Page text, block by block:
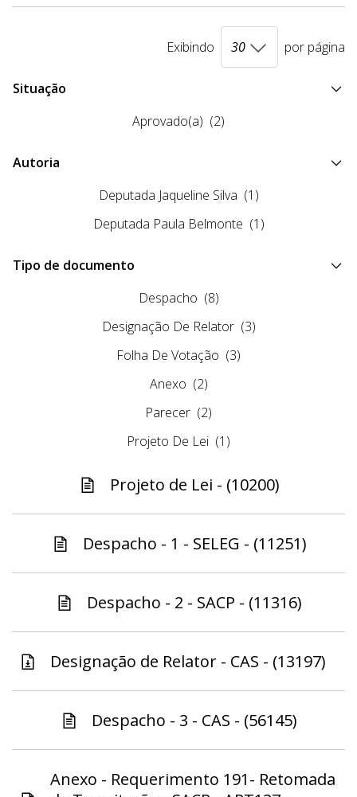
Exibindo por página
Situação
Aprovado(a) (2)
Autoria
Deputada Jaqueline Silva (1)
Deputada Paula Belmonte (1)
Tipo de documento
Despacho (8)
Designação De Relator (3)
Folha De Votação (3)
Anexo (2)
Parecer (2)
Projeto De Lei (1)
Projeto de Lei - (10200)
Despacho - 1 - SELEG - (11251)
Despacho - 2 - SACP - (11316)
Designação de Relator - CAS - (13197)
Despacho - 3 - CAS - (56145)
Anexo - Requerimento 191- Retomada